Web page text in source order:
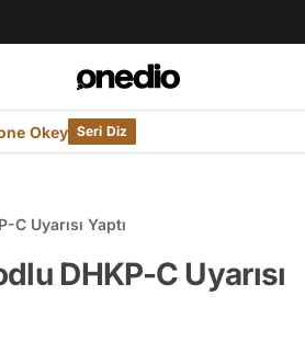
Okey Seri Diz
C Uyarısı Yaptı
DHKP-C Uyarısı